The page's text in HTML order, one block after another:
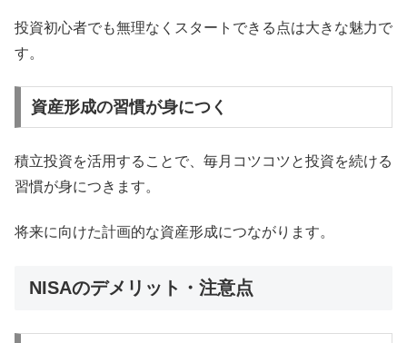
投資初心者でも無理なくスタートできる点は大きな魅力で
す。
資産形成の習慣が身につく
積立投資を活用することで、毎月コツコツと投資を続ける
習慣が身につきます。
将来に向けた計画的な資産形成につながります。
NISAのデメリット・注意点